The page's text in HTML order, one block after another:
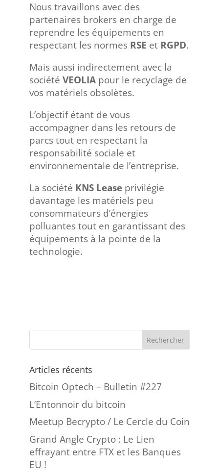
Nous travaillons avec des
partenaires brokers en charge de
reprendre les équipements en
respectant les normes RSE et RGPD.
Mais aussi indirectement avec la
société VEOLIApour le recyclage de
vos matériels obsolètes.
L’objectif étant de vous
accompagner dans les retours de
parcs tout en respectant la
responsabilité sociale et
environnementale de l’entreprise.
La société KNS Leaseprivilégie
davantage les matériels peu
consommateurs d’énergies
polluantes tout en garantissant des
équipements à la pointe de la
technologie.
Articles récents
Bitcoin Optech – Bulletin #227
L’Entonnoir du bitcoin
Meetup Becrypto / Le Cercle du Coin
Grand Angle Crypto : Le Lien
effrayant entre FTX et les Banques
EU !